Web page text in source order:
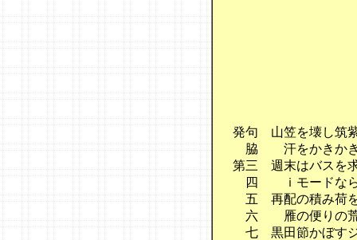
発句　山笠を壊し筑
脇　　汗をかきか
第三　週末はバスを
四　　ｉモードな
五　再配の積み荷
六　　雁の便りの
七　黒田節かぼす